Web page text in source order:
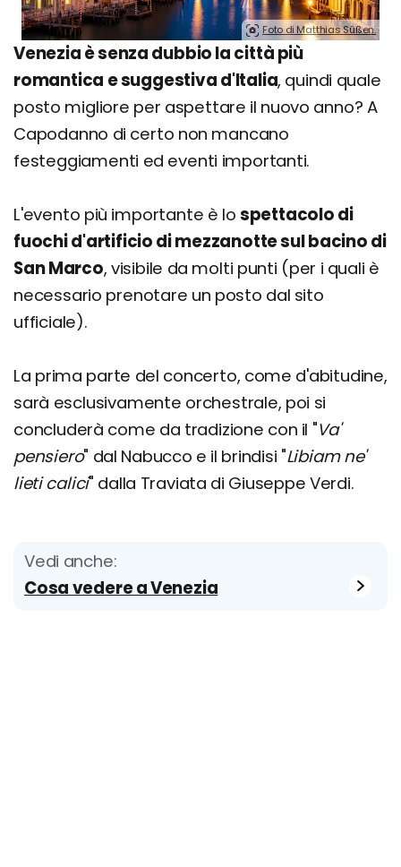
Foto di Matthias Süßen.
Venezia è senza dubbio la città più
romantica e suggestiva d'Italia, quindi quale
posto migliore per aspettare il nuovo anno? A
Capodanno di certo non mancano
festeggiamenti ed eventi importanti.
L'evento più importante è lo spettacolo di
fuochi d'artificio di mezzanotte sul bacino di
San Marco, visibile da molti punti (per i quali è
necessario prenotare un posto dal sito
ufficiale).
La prima parte del concerto, come d'abitudine,
sarà esclusivamente orchestrale, poi si
concluderà come da tradizione con il "Va'
pensiero" dal Nabucco e il brindisi "Libiam ne'
lieti calici" dalla Traviata di Giuseppe Verdi.
Vedi anche:
Cosa vedere a Venezia